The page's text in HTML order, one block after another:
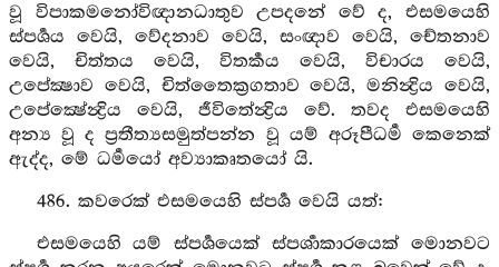
වූ විපාකමනෝවිඥානධාතුව උපදනේ වේ ද, එසමයෙහි
ස්පර්‍ශය වෙයි, වේදනාව වෙයි, සංඥාව වෙයි, චේතනාව
වෙයි, චිත්තය වෙයි, විතර්‍කය වෙයි, විචාරය වෙයි,
උපේක්‍ෂාව වෙයි, චිත්තෛක්‍රගතාව වෙයි, මනින්‍ද්‍රිය වෙයි,
උපේක්‍ෂේන්‍ද්‍රිය වෙයි, ජීවිතේන්‍ද්‍රිය වේ. තවද එසමයෙහි
අන්‍ය වූ ද ප්‍රතීත්‍යසමුත්පන්න වූ යම් අරූපීධර්‍ම කෙනෙක්
ඇද්ද, මේ ධර්‍මයෝ අව්‍යාකෘතයෝ යි.
486. කවරෙක් එසමයෙහි ස්පර්‍ශ වෙයි යත්:
එසමයෙහි යම් ස්පර්‍ශයෙක් ස්පර්‍ශාකාරයෙක් මොනවට